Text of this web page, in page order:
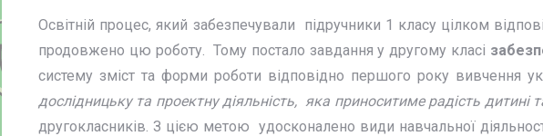
Освітній процес, який забезпечували підручники 1 класу цілком
продовжено цю роботу. Тому постало завдання у другому класі
систему зміст та форми роботи відповідно першого року вивчення
дослідницьку та проектну діяльність, яка приноситиме радість
другокласників. З цією метою удосконалено види навчальної